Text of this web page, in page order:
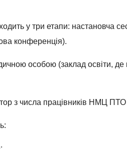
у три етапи: настановча
конференція).
особою (заклад освіти, де
з числа працівників НМЦ